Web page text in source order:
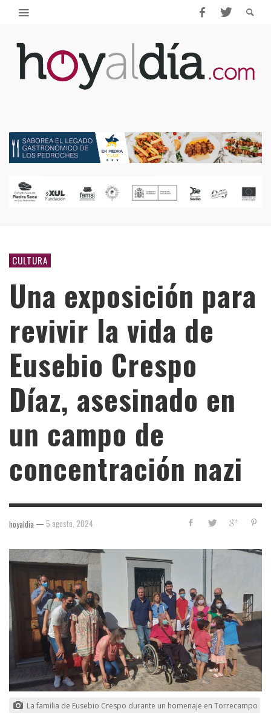
CULTURA
Una exposición para
revivir la vida de
Eusebio Crespo
Díaz, asesinado en
un campo de
concentración nazi
hoyaldia — 5 agosto, 2024
La familia de Eusebio Crespo durante un homenaje en Torrecampo